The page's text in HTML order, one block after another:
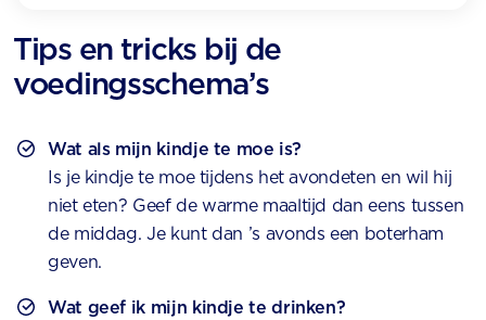
Tips en tricks bij de
voedingsschema’s
Wat als mijn kindje te moe is?
Is je kindje te moe tijdens het avondeten en wil hij
niet eten? Geef de warme maaltijd dan eens tussen
de middag. Je kunt dan ’s avonds een boterham
geven.
Wat geef ik mijn kindje te drinken?